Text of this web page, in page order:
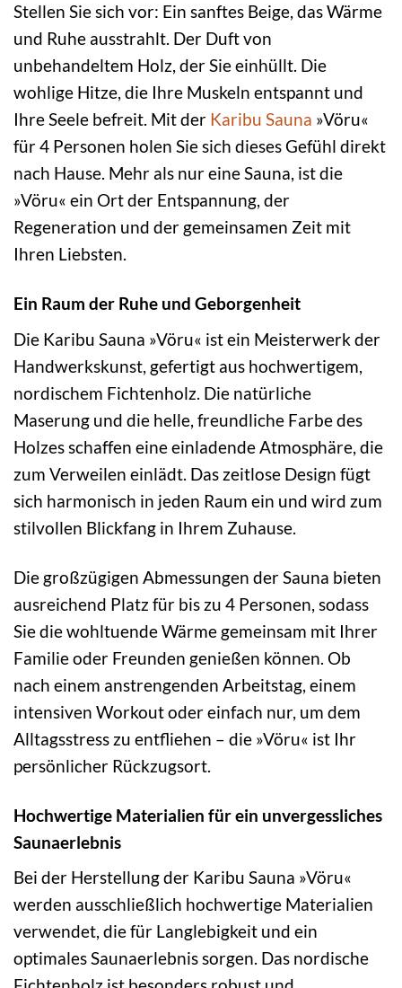
Stellen Sie sich vor: Ein sanftes Beige, das Wärme
und Ruhe ausstrahlt. Der Duft von
unbehandeltem Holz, der Sie einhüllt. Die
wohlige Hitze, die Ihre Muskeln entspannt und
Ihre Seele befreit. Mit der Karibu Sauna »Vöru«
für 4 Personen holen Sie sich dieses Gefühl direkt
nach Hause. Mehr als nur eine Sauna, ist die
»Vöru« ein Ort der Entspannung, der
Regeneration und der gemeinsamen Zeit mit
Ihren Liebsten.
Ein Raum der Ruhe und Geborgenheit
Die Karibu Sauna »Vöru« ist ein Meisterwerk der
Handwerkskunst, gefertigt aus hochwertigem,
nordischem Fichtenholz. Die natürliche
Maserung und die helle, freundliche Farbe des
Holzes schaffen eine einladende Atmosphäre, die
zum Verweilen einlädt. Das zeitlose Design fügt
sich harmonisch in jeden Raum ein und wird zum
stilvollen Blickfang in Ihrem Zuhause.
Die großzügigen Abmessungen der Sauna bieten
ausreichend Platz für bis zu 4 Personen, sodass
Sie die wohltuende Wärme gemeinsam mit Ihrer
Familie oder Freunden genießen können. Ob
nach einem anstrengenden Arbeitstag, einem
intensiven Workout oder einfach nur, um dem
Alltagsstress zu entfliehen – die »Vöru« ist Ihr
persönlicher Rückzugsort.
Hochwertige Materialien für ein unvergessliches
Saunaerlebnis
Bei der Herstellung der Karibu Sauna »Vöru«
werden ausschließlich hochwertige Materialien
verwendet, die für Langlebigkeit und ein
optimales Saunaerlebnis sorgen. Das nordische